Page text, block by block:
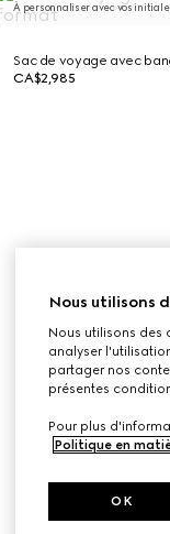
À personnaliser avec vos
Sac de voyage avec
CA$2,985
Nous utilisons
Nous utilisons des
analyser
partager nos
présentes
Pour plus
Politique en
OK